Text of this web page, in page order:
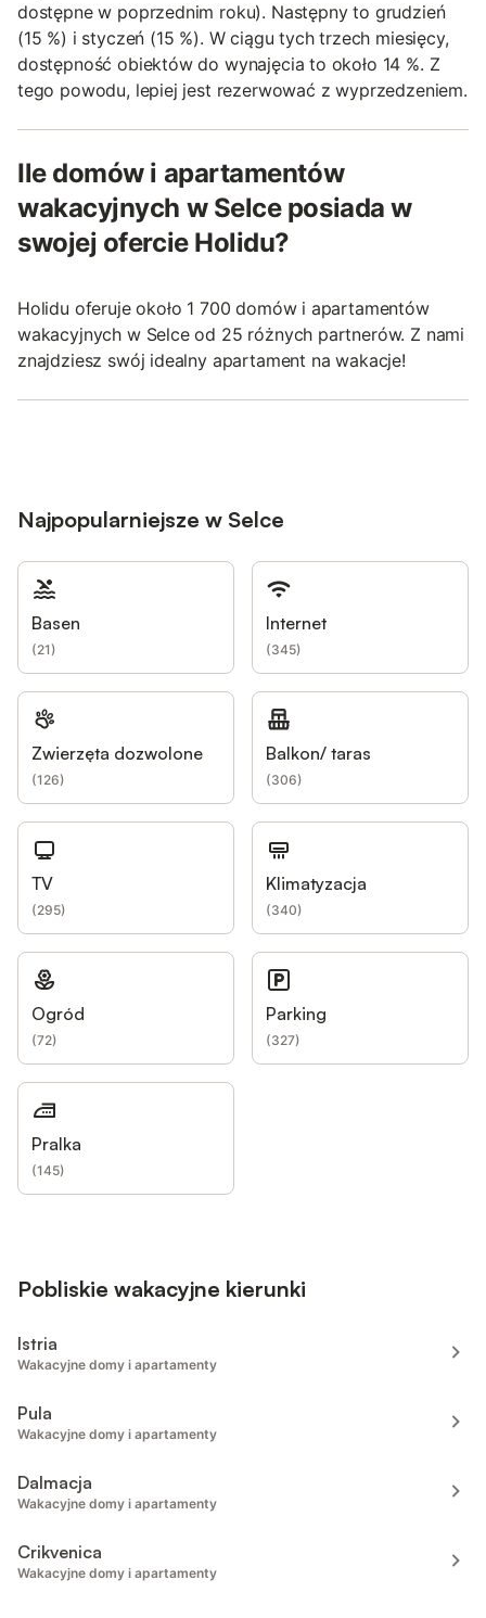
dostępne w poprzednim roku). Następny to grudzień
(15 %) i styczeń (15 %). W ciągu tych trzech miesięcy,
dostępność obiektów do wynajęcia to około 14 %. Z
tego powodu, lepiej jest rezerwować z wyprzedzeniem.
Ile domów i apartamentów
wakacyjnych w Selce posiada w
swojej ofercie Holidu?
Holidu oferuje około 1 700 domów i apartamentów
wakacyjnych w Selce od 25 różnych partnerów. Z nami
znajdziesz swój idealny apartament na wakacje!
Najpopularniejsze w Selce
Basen
(21)
Internet
(345)
Zwierzęta dozwolone
(126)
Balkon/ taras
(306)
TV
(295)
Klimatyzacja
(340)
Ogród
(72)
Parking
(327)
Pralka
(145)
Pobliskie wakacyjne kierunki
Istria
Wakacyjne domy i apartamenty
Pula
Wakacyjne domy i apartamenty
Dalmacja
Wakacyjne domy i apartamenty
Crikvenica
Wakacyjne domy i apartamenty